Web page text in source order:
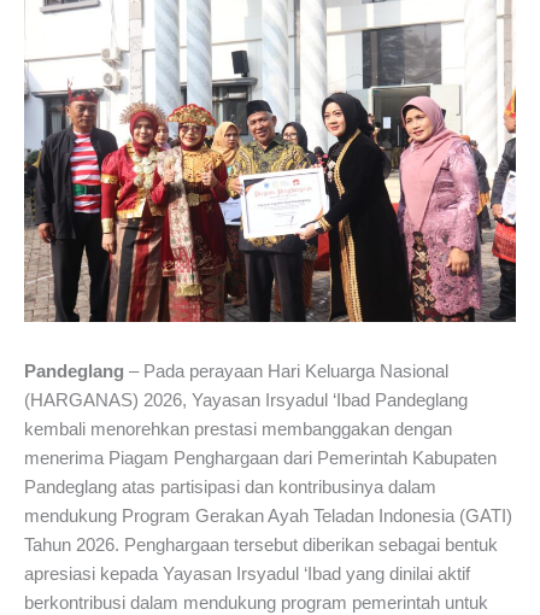
Pandeglang – Pada perayaan Hari Keluarga Nasional
(HARGANAS) 2026, Yayasan Irsyadul ‘Ibad Pandeglang
kembali menorehkan prestasi membanggakan dengan
menerima Piagam Penghargaan dari Pemerintah Kabupaten
Pandeglang atas partisipasi dan kontribusinya dalam
mendukung Program Gerakan Ayah Teladan Indonesia (GATI)
Tahun 2026. Penghargaan tersebut diberikan sebagai bentuk
apresiasi kepada Yayasan Irsyadul ‘Ibad yang dinilai aktif
berkontribusi dalam mendukung program pemerintah untuk